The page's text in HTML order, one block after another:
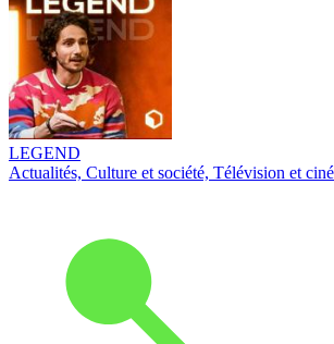
LEGEND
Actualités, Culture et société, Télévision et